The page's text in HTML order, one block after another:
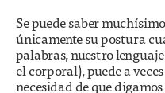
Se puede saber
únicamente su postura
palabras, nuestro
el corporal), puede a
necesidad de que